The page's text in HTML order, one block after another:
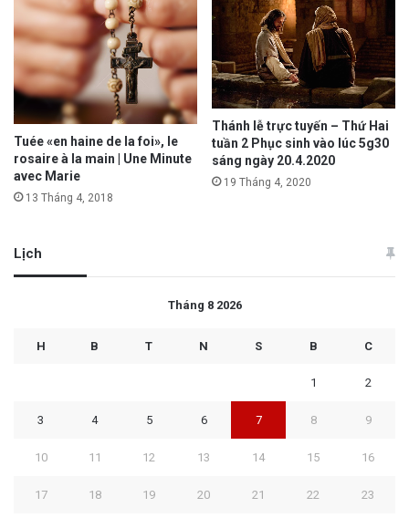
Tuée «en haine de la foi», le
rosaire à la main | Une Minute
avec Marie
13 Tháng 4, 2018
Thánh lễ trực tuyến – Thứ Hai
tuần 2 Phục sinh vào lúc 5g30
sáng ngày 20.4.2020
19 Tháng 4, 2020
Lịch
Tháng 8 2026
H B T N S B C
1 2
3 4 5 6 7 8 9
10 11 12 13 14 15 16
17 18 19 20 21 22 23